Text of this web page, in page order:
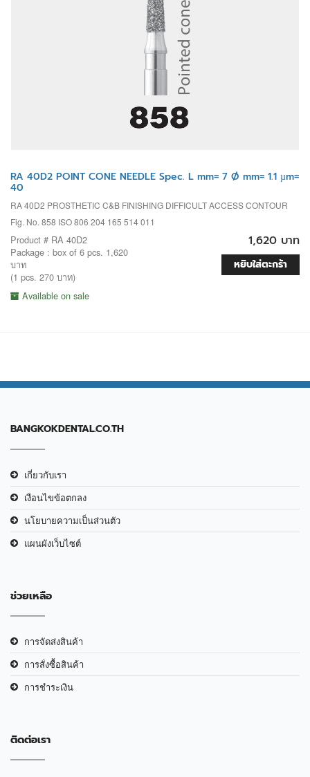
RA 40D2 POINT CONE NEEDLE Spec. L mm= 7 Ø mm= 1.1 µm=
40
RA 40D2 PROSTHETIC C&B FINISHING DIFFICULT ACCESS CONTOUR
Fig. No. 858 ISO 806 204 165 514 011
Product # RA 40D2
Package : box of 6 pcs. 1,620
บาท
(1 pcs. 270 บาท)
Available on sale
1,620 บาท
หยิบใส่ตะกร้า
BANGKOKDENTAL.CO.TH
เกี่ยวกับเรา
เงือนไขข้อตกลง
นโยบายความเป็นส่วนตัว
แผนผังเว็บไซต์
ช่วยเหลือ
การจัดส่งสินค้า
การสั่งซื้อสินค้า
การชำระเงิน
ติดต่อเรา